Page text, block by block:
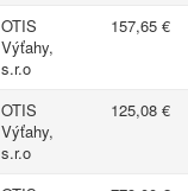
OTIS
Výťahy,
s.r.o
157,65 €
OTIS
Výťahy,
s.r.o
125,08 €